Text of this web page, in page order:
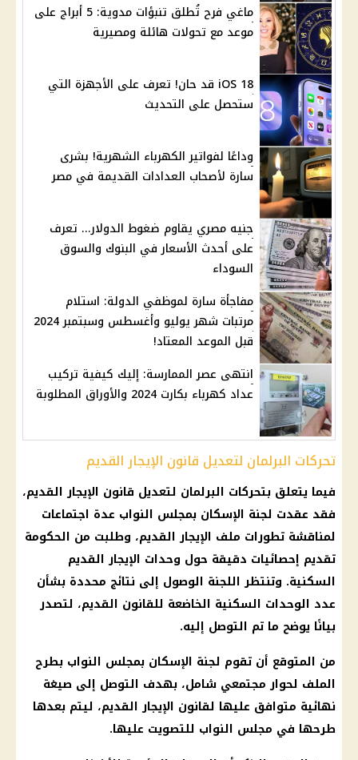
ماغي فرح تُطلق تنبؤات مدوية: 5 أبراج على
موعد مع تحولات هائلة ومصيرية
iOS 18 قد حان! تعرف على الأجهزة التي
ستحصل على التحديث
وداعًا لفواتير الكهرباء الشهرية! بشرى
سارة لأصحاب العدادات القديمة في مصر
جنيه مصري يقاوم ضغوط الدولار... تعرف
على أحدث الأسعار في البنوك والسوق
السوداء
مفاجأة سارة لموظفي الدولة: استلام
مرتبات شهر يوليو وأغسطس وسبتمبر 2024
قبل الموعد المعتاد!
انتهى عصر الممارسة: إليك كيفية تركيب
عداد كهرباء بكارت 2024 والأوراق المطلوبة
تحركات البرلمان لتعديل قانون الإيجار القديم
فيما يتعلق بتحركات البرلمان لتعديل قانون الإيجار القديم،
فقد عقدت لجنة الإسكان بمجلس النواب عدة اجتماعات
لمناقشة تطورات ملف الإيجار القديم، وطلبت من الحكومة
تقديم إحصائيات دقيقة حول وحدات الإيجار القديم
السكنية. وتنتظر اللجنة الوصول إلى نتائج محددة بشأن
عدد الوحدات السكنية الخاضعة للقانون القديم، لتصدر
بيانًا يوضح ما تم التوصل إليه.
من المتوقع أن تقوم لجنة الإسكان بمجلس النواب بطرح
الملف لحوار مجتمعي شامل، بهدف التوصل إلى صيغة
نهائية متوافق عليها لقانون الإيجار القديم، ليتم بعدها
طرحها في مجلس النواب للتصويت عليها.